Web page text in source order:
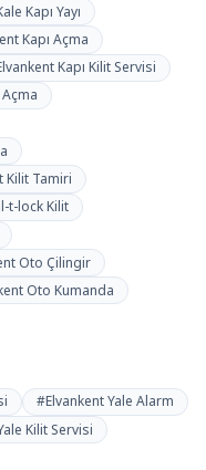
Kapı Yayı
Kapı Açma
Kapı Kilit Servisi
Kilit Tamiri
t-lock Kilit
Oto Çilingir
Oto Kumanda
#Elvankent Yale Alarm
Kilit Servisi